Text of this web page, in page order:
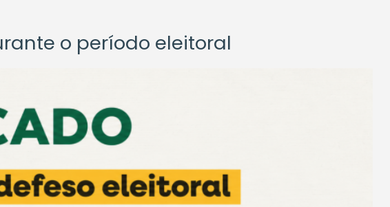
o período eleitoral